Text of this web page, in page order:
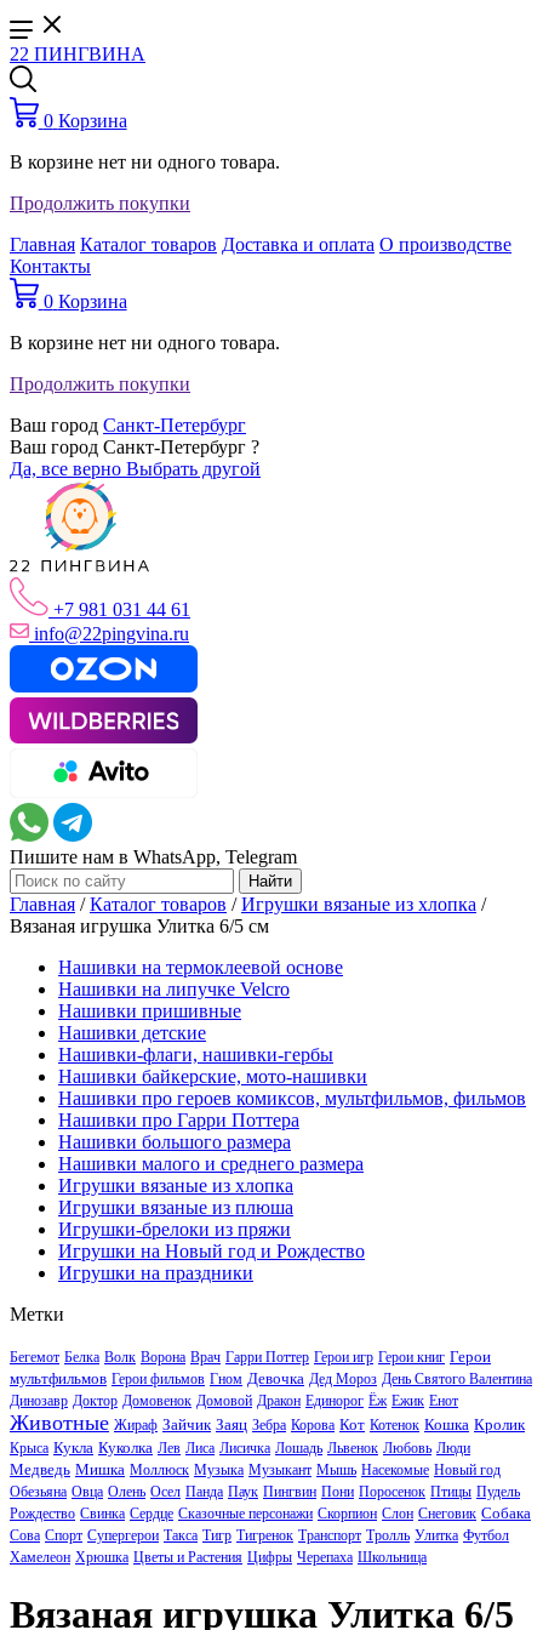
22 ПИНГВИНА
0 Корзина
В корзине нет ни одного товара.
Продолжить покупки
Главная Каталог товаров Доставка и оплата О производстве
Контакты
0 Корзина
В корзине нет ни одного товара.
Продолжить покупки
Ваш город Санкт-Петербург
Ваш город Санкт-Петербург ?
Да, все верно Выбрать другой
+7 981 031 44 61
info@22pingvina.ru
Пишите нам в WhatsApp, Telegram
Главная /Каталог товаров /Игрушки вязаные из хлопка /
Вязаная игрушка Улитка 6/5 см
Нашивки на термоклеевой основе
Нашивки на липучке Velcro
Нашивки пришивные
Нашивки детские
Нашивки-флаги, нашивки-гербы
Нашивки байкерские, мото-нашивки
Нашивки про героев комиксов, мультфильмов, фильмов
Нашивки про Гарри Поттера
Нашивки большого размера
Нашивки малого и среднего размера
Игрушки вязаные из хлопка
Игрушки вязаные из плюша
Игрушки-брелоки из пряжи
Игрушки на Новый год и Рождество
Игрушки на праздники
Метки
Бегемот Белка Волк Ворона Врач Гарри Поттер Герои игр Герои книг Герои
мультфильмов Герои фильмов Гном Девочка Дед Мороз День Святого Валентина
Динозавр Доктор Домовенок Домовой Дракон Единорог Ёж Ежик Енот
Животные Жираф Зайчик Заяц Зебра Корова Кот Котенок Кошка Кролик
Крыса Кукла Куколка Лев Лиса Лисичка Лошадь Львенок Любовь Люди
Медведь Мишка Моллюск Музыка Музыкант Мышь Насекомые Новый год
Обезьяна Овца Олень Осел Панда Паук Пингвин Пони Поросенок Птицы Пудель
Рождество Свинка Сердце Сказочные персонажи Скорпион Слон Снеговик Собака
Сова Спорт Супергерои Такса Тигр Тигренок Транспорт Тролль Улитка Футбол
Хамелеон Хрюшка Цветы и Растения Цифры Черепаха Школьница
Вязаная игрушка Улитка 6/5